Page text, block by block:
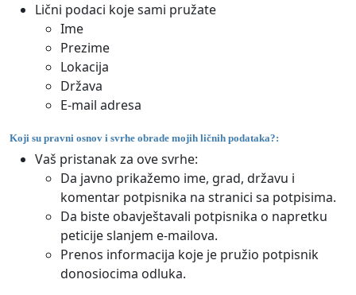
Lični podaci koje sami pružate
Ime
Prezime
Lokacija
Država
E-mail adresa
Koji su pravni osnov i svrhe obrade mojih ličnih podataka?:
Vaš pristanak za ove svrhe:
Da javno prikažemo ime, grad, državu i
komentar potpisnika na stranici sa potpisima.
Da biste obavještavali potpisnika o napretku
peticije slanjem e-mailova.
Prenos informacija koje je pružio potpisnik
donosiocima odluka.